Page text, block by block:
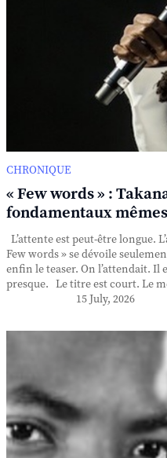
CHRONIQUE
« Few words » :
fondamentaux
L’attente est peut-être longue.
Few words » se dévoile
enfin le teaser. On l’attendait. Il
presque. Le titre est court. Le
15 July, 2026